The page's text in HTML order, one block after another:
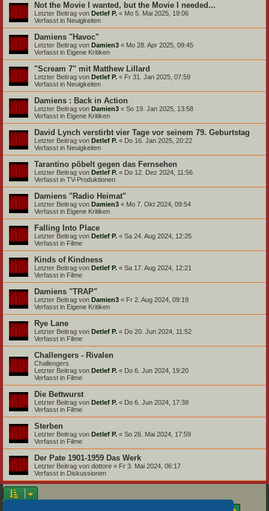
Not the Movie I wanted, but the Movie I needed...
Letzter Beitrag von Detlef P. « Mo 5. Mai 2025, 19:06
Verfasst in Neuigkeiten
Damiens "Havoc"
Letzter Beitrag von Damien3 « Mo 28. Apr 2025, 09:45
Verfasst in Eigene Kritiken
"Scream 7" mit Matthew Lillard
Letzter Beitrag von Detlef P. « Fr 31. Jan 2025, 07:59
Verfasst in Neuigkeiten
Damiens : Back in Action
Letzter Beitrag von Damien3 « So 19. Jan 2025, 13:58
Verfasst in Eigene Kritiken
David Lynch verstirbt vier Tage vor seinem 79. Geburtstag
Letzter Beitrag von Detlef P. « Do 16. Jan 2025, 20:22
Verfasst in Neuigkeiten
Tarantino pöbelt gegen das Fernsehen
Letzter Beitrag von Detlef P. « Do 12. Dez 2024, 11:56
Verfasst in TV-Produktionen
Damiens "Radio Heimat"
Letzter Beitrag von Damien3 « Mo 7. Okt 2024, 09:54
Verfasst in Eigene Kritiken
Falling Into Place
Letzter Beitrag von Detlef P. « Sa 24. Aug 2024, 12:25
Verfasst in Filme
Kinds of Kindness
Letzter Beitrag von Detlef P. « Sa 17. Aug 2024, 12:21
Verfasst in Filme
Damiens "TRAP"
Letzter Beitrag von Damien3 « Fr 2. Aug 2024, 09:19
Verfasst in Eigene Kritiken
Rye Lane
Letzter Beitrag von Detlef P. « Do 20. Jun 2024, 11:52
Verfasst in Filme
Challengers - Rivalen
Challengers
Letzter Beitrag von Detlef P. « Do 6. Jun 2024, 19:20
Verfasst in Filme
Die Bettwurst
Letzter Beitrag von Detlef P. « Do 6. Jun 2024, 17:38
Verfasst in Filme
Sterben
Letzter Beitrag von Detlef P. « So 26. Mai 2024, 17:59
Verfasst in Filme
Der Pate 1901-1959 Das Werk
Letzter Beitrag von dottore « Fr 3. Mai 2024, 06:17
Verfasst in Diskussionen